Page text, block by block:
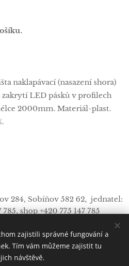
naklapávací (nasazení shora)
LED pásků v profilech
2000mm. Materiál-plast.
284, Sobíňov582 62, jednatel:
shop +420 775 147 785
ok.com/procampink/ Cookies
zajistili správné fungování a
Tím vám můžeme zajistit tu
návštěvě.